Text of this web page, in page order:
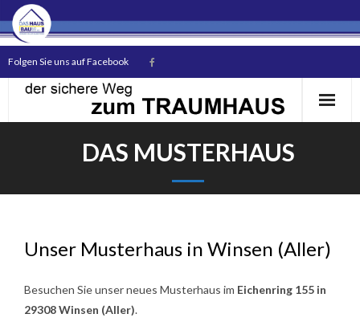
Folgen Sie uns auf Facebook
DAS MUSTERHAUS
Das Unternehmen
Unsere Bauherren
Unser Musterhaus in Winsen (Aller)
Besuchen Sie unser neues Musterhaus im Eichenring 155 in
29308 Winsen (Aller).